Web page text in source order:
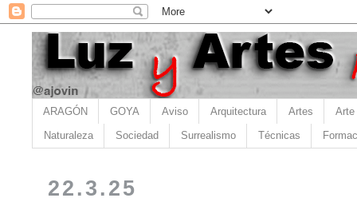
ARAGÓN GOYA Aviso Arquitectura Artes Arte
Naturaleza Sociedad Surrealismo Técnicas
22.3.25